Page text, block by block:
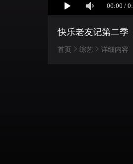
快乐老友记第二季
首页 综艺 详细内容